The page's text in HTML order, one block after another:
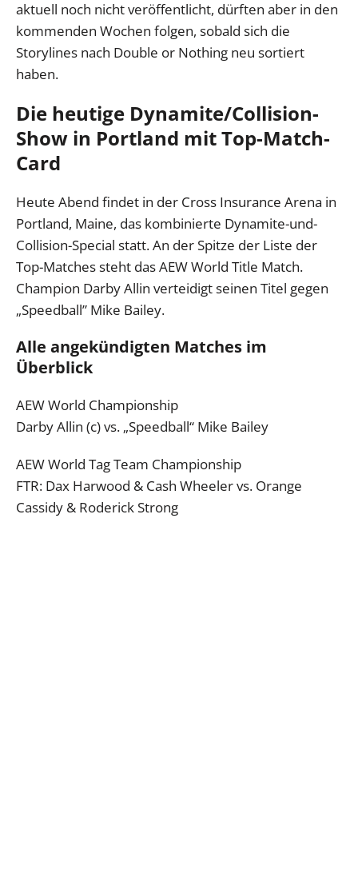
aktuell noch nicht veröffentlicht, dürften aber in den
kommenden Wochen folgen, sobald sich die
Storylines nach Double or Nothing neu sortiert
haben.
Die heutige Dynamite/Collision-
Show in Portland mit Top-Match-
Card
Heute Abend findet in der Cross Insurance Arena in
Portland, Maine, das kombinierte Dynamite-und-
Collision-Special statt. An der Spitze der Liste der
Top-Matches steht das AEW World Title Match.
Champion Darby Allin verteidigt seinen Titel gegen
„Speedball” Mike Bailey.
Alle angekündigten Matches im
Überblick
AEW World Championship
Darby Allin (c) vs. „Speedball“ Mike Bailey
AEW World Tag Team Championship
FTR: Dax Harwood & Cash Wheeler vs. Orange
Cassidy & Roderick Strong